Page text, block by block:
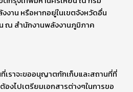
งาน หรือหากอยู่ในเขตจังหวัดอื่น
ณ สำนักงานพลังงานภูมิภาค
เราจะขออนุญาตกักเก็บและสถานที่ที่
งไปเตรียมเอกสารต่างๆในการขอ